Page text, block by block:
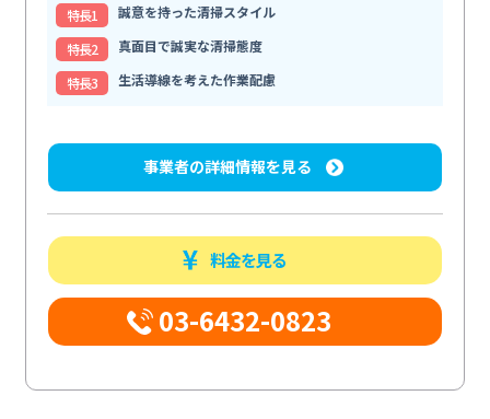
特⻑1
誠意を持った清掃スタイル
特⻑2
真面目で誠実な清掃態度
特⻑3
生活導線を考えた作業配慮
事業者の詳細情報を見る
料金を見る
03-6432-0823